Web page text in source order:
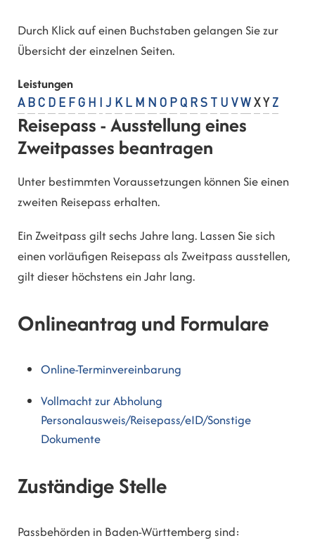
Durch Klick auf einen Buchstaben gelangen Sie zur
Übersicht der einzelnen Seiten.
Leistungen
A B C D E F G H J K L M N O P Q R S U V W X Y Z
Reisepass - Ausstellung eines
Zweitpasses beantragen
Unter bestimmten Voraussetzungen können Sie einen
zweiten Reisepass erhalten.
Ein Zweitpass gilt sechs Jahre lang. Lassen Sie sich
einen vorläufigen Reisepass als Zweitpass ausstellen,
gilt dieser höchstens ein Jahr lang.
Onlineantrag und Formulare
Online-Terminvereinbarung
Vollmacht zur Abholung
Personalausweis/Reisepass/eID/Sonstige
Dokumente
Zuständige Stelle
Passbehörden in Baden-Württemberg sind: